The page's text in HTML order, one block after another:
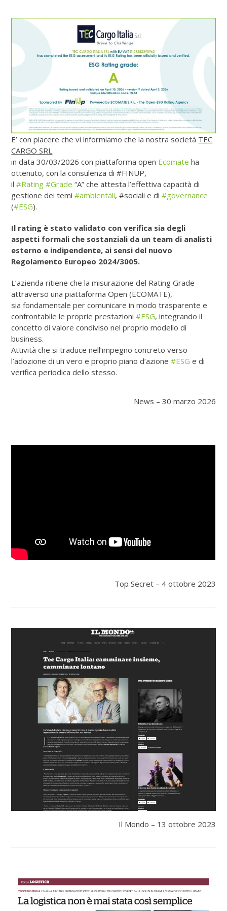
E’ con piacere che vi informiamo che la nostra società TEC
CARGO SRL
in data 30/03/2026 con piattaforma open Ecomate ha
ottenuto, con la consulenza di #FINUP,
il#Rating #Grade “A” che attesta l’effettiva capacità di
gestione dei temi#ambientali, #sociali e di#governance
(#ESG).
Il rating è stato validato con verifica sia degli
aspetti formali che sostanziali da un team di analisti
esterno e indipendente, ai sensi del nuovo
Regolamento Europeo 2024/3005.
L’azienda ritiene che la misurazione del Rating Grade
attraverso una piattaforma Open (ECOMATE),
sia fondamentale per comunicare in modo trasparente e
confrontabile le proprie prestazioni#ESG, integrando il
concetto di valore condiviso nel proprio modello di
business.
Attività che si traduce nell’impegno concreto verso
l’adozione di un vero e proprio piano d’azione#ESG e di
verifica periodica dello stesso.
News – 30 marzo 2026
Top Secret – 4 ottobre 2023
Il Mondo – 13 ottobre 2023